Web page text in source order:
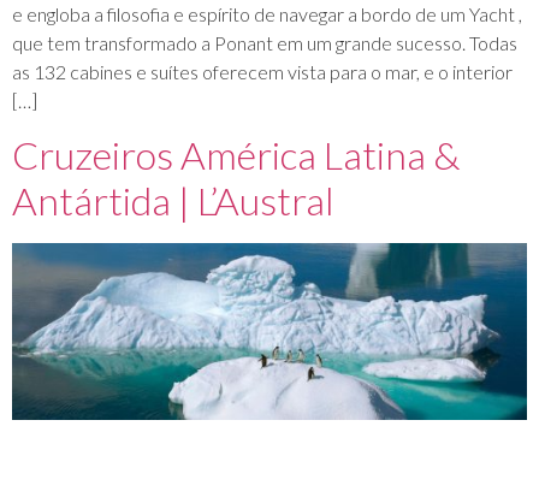
e engloba a filosofia e espírito de navegar a bordo de um Yacht ,
que tem transformado a Ponant em um grande sucesso. Todas
as 132 cabines e suítes oferecem vista para o mar, e o interior
[…]
Cruzeiros América Latina &
Antártida | L’Austral